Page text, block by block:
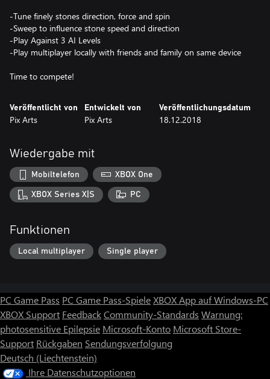
-Tune finely stones direction, force and spin
-Sweep to influence stone speed and direction
-Play Against 3 AI Levels
-Play multiplayer locally with friends and family on same device
Time to compete!
Veröffentlicht von
Pix Arts
Entwickelt von
Pix Arts
Veröffentlichungsdatum
18.12.2018
Wiedergabe mit
Mobiltelefon XBOX One
XBOX Series X|S PC
Funktionen
Local multiplayer Single player
PC Game Pass PC Game Pass-SpieleXBOX App auf Windows-PC
XBOX Support FeedbackCommunity-Standards Warnung:
photosensitive Epilepsie Microsoft-Konto Microsoft Store-
Support Rückgaben Sendungsverfolgung
Deutsch (Liechtenstein)
Ihre Datenschutzoptionen